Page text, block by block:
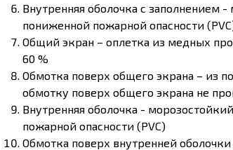
Внутренняя оболочка с заполнением
пониженной пожарной опасности
Общий экран – оплетка из медных
60 %
Обмотка поверх общего экрана – из
обмотку поверх общего экрана не
Внутренняя оболочка -
пожарной опасности (PVC)
Обмотка поверх внутренней